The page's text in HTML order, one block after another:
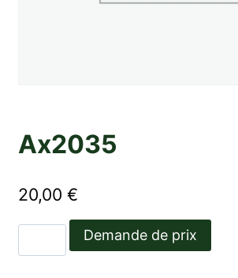
Ax2035
20,00 €
de
Demande de prix